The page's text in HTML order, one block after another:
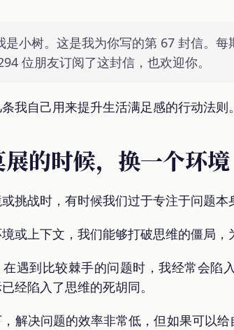
是小树。这是我为你写的第 67 封信。
位朋友订阅了这封信，也欢迎你。
我自己用来提升生活满足感的行动法则。
的时候，换一个环境
挑战时，有时候我们过于专注于问题本
或上下文，我们能够打破思维的僵局，
遇到比较棘手的问题时，我经常会陷
经陷入了思维的死胡同。
解决问题的效率非常低，但如果可以